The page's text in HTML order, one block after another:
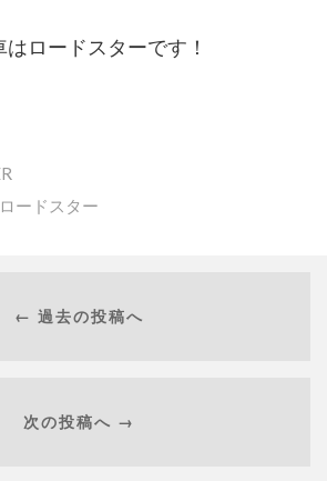
ロードスターです！
ードスター
← 過去の投稿へ
次の投稿へ →